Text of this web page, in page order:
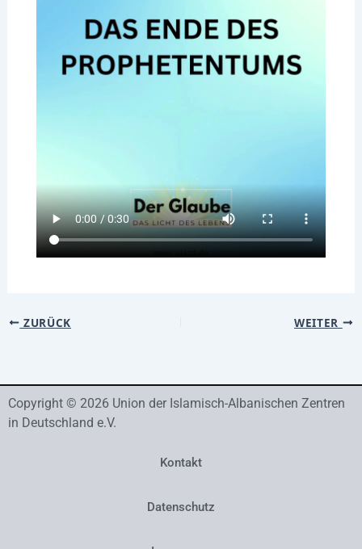
ZURÜCK WEITER
Copyright © 2026 Union der Islamisch-Albanischen Zentren
in Deutschland e.V.
Kontakt
Datenschutz